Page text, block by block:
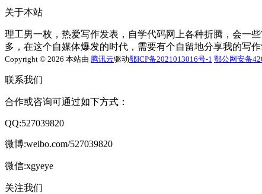
关于本站
理工男一枚，热爱写作发表，自学代码网上各种折腾，会一
多，在这个自媒体爆发的时代，需要有个自留地分享我的写
Copyright © 2026 本站由 腾讯云驱动鄂ICP备2021013016号-1 鄂公网安备
联系我们
合作或咨询可通过如下方式：
QQ:527039820
微博:weibo.com/527039820
微信:xgyeye
关注我们